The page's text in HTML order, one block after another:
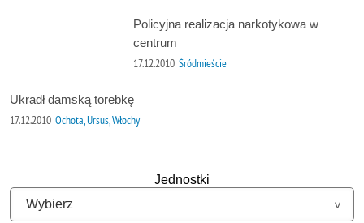
Policyjna realizacja narkotykowa w
centrum
17.12.2010 Śródmieście
Ukradł damską torebkę
17.12.2010 Ochota, Ursus, Włochy
Jednostki